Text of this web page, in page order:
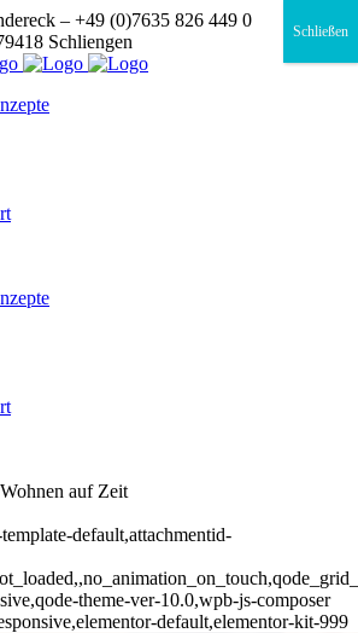
– +49 (0)7635 826 449 0
Schliengen
auf Zeit
default,attachmentid-
theme-ver-10.0,wpb-js-composer
default,elementor-kit-999
Schließen